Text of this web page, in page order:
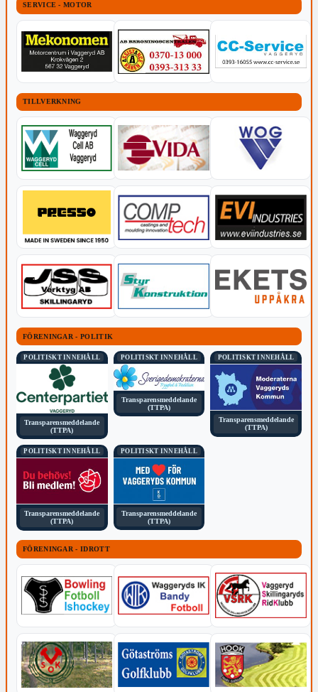
SERVICE - MOTOR
TILLVERKNING
FÖRENINGAR - POLITIK
POLITISKT INNEHÅLL
Transparensmeddelande
(TTPA)
POLITISKT INNEHÅLL
Transparensmeddelande
(TTPA)
POLITISKT INNEHÅLL
Transparensmeddelande
(TTPA)
POLITISKT INNEHÅLL
Transparensmeddelande
(TTPA)
POLITISKT INNEHÅLL
Transparensmeddelande
(TTPA)
FÖRENINGAR - IDROTT